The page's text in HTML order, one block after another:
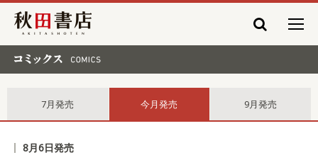
秋田書店
7月発売 今月発売 9月発売
8月6日発売